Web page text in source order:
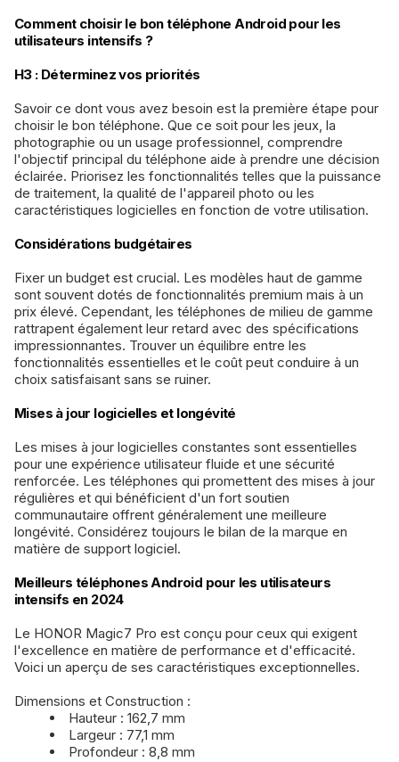
Comment choisir le bon téléphone Android pour les
utilisateurs intensifs ?
H3 : Déterminez vos priorités
Savoir ce dont vous avez besoin est la première étape pour
choisir le bon téléphone. Que ce soit pour les jeux, la
photographie ou un usage professionnel, comprendre
l'objectif principal du téléphone aide à prendre une décision
éclairée. Priorisez les fonctionnalités telles que la puissance
de traitement, la qualité de l'appareil photo ou les
caractéristiques logicielles en fonction de votre utilisation.
Considérations budgétaires
Fixer un budget est crucial. Les modèles haut de gamme
sont souvent dotés de fonctionnalités premium mais à un
prix élevé. Cependant, les téléphones de milieu de gamme
rattrapent également leur retard avec des spécifications
impressionnantes. Trouver un équilibre entre les
fonctionnalités essentielles et le coût peut conduire à un
choix satisfaisant sans se ruiner.
Mises à jour logicielles et longévité
Les mises à jour logicielles constantes sont essentielles
pour une expérience utilisateur fluide et une sécurité
renforcée. Les téléphones qui promettent des mises à jour
régulières et qui bénéficient d'un fort soutien
communautaire offrent généralement une meilleure
longévité. Considérez toujours le bilan de la marque en
matière de support logiciel.
Meilleurs téléphones Android pour les utilisateurs
intensifs en 2024
Le HONOR Magic7 Pro est conçu pour ceux qui exigent
l'excellence en matière de performance et d'efficacité.
Voici un aperçu de ses caractéristiques exceptionnelles.
Dimensions et Construction :
Hauteur : 162,7 mm
Largeur : 77,1 mm
Profondeur : 8,8 mm